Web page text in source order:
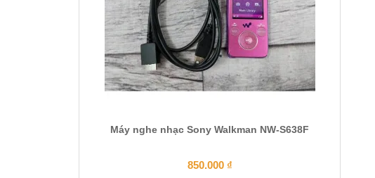
Máy nghe nhạc Sony Walkman NW-S638F
850.000 ₫